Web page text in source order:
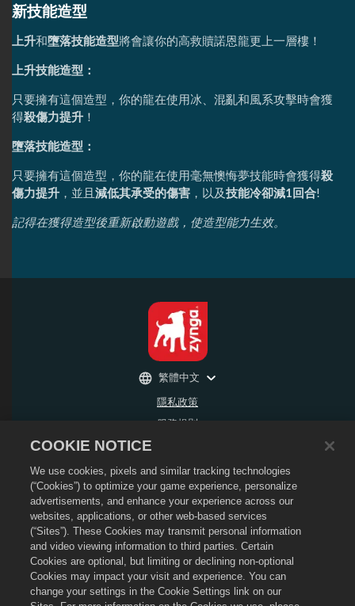
新技能造型
上升和墮落技能造型將會讓你的高救贖諾恩龍更上一層樓！
上升技能造型：
只要擁有這個造型，你的龍在使用冰、混亂和風系攻擊時會獲
得殺傷力提升 ！
墮落技能造型：
只要擁有這個造型，你的龍在使用毫無懊悔夢技能時會獲得殺
傷力提升 ，並且減低其承受的傷害 ，以及技能冷卻減1回合!
記得在獲得造型後重新啟動遊戲，使造型能力生效。
隱私政策
服務規則
不得出售或分享我的個人資訊
退款政策
Cookie政策
商店支援
遊戲支援
Cookie設定
2026Social Point S.L. Dragon City和Dragon City標誌屬於Social Point S.L. 的商
標。 版權所有。 Dragon City商店由Zynga, Inc.營運。優惠僅在Dragon City遊戲內生
效。 可用優惠以及價格會隨地區改變。
繁體中文
COOKIE NOTICE
We use cookies, pixels and similar tracking technologies
(“Cookies”) to optimize your game experience, personalize
advertisements, and enhance your experience across our
websites, applications, or other web-based services
(“Sites”). These Cookies may transmit personal information
and video viewing information to third parties. Certain
Cookies are optional, but limiting or declining non-optional
Cookies may impact your visit and experience. You can
change your settings in the Cookie Settings link on our